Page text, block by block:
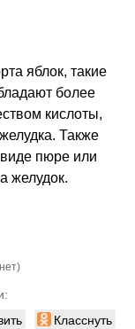
яблок, такие
более
кислоты,
Также
виде пюре или
желудок.
Класснуть